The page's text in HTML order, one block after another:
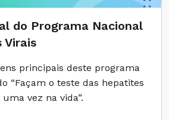
do Programa Nacional
Virais
principais deste programa
“Façam o teste das hepatites
vez na vida”.